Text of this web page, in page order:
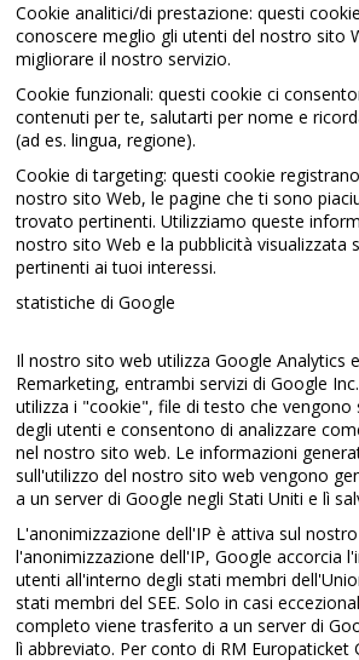
Cookie analitici/di prestazione: questi
conoscere meglio gli utenti del nostro sito
migliorare il nostro servizio.
Cookie funzionali: questi cookie ci
contenuti per te, salutarti per nome e
(ad es. lingua, regione).
Cookie di targeting: questi cookie
nostro sito Web, le pagine che ti sono
trovato pertinenti. Utilizziamo queste
nostro sito Web e la pubblicità visualizzata
pertinenti ai tuoi interessi.
statistiche di Google
Il nostro sito web utilizza Google Analytics
Remarketing, entrambi servizi di Google
utilizza i "cookie", file di testo che vengono
degli utenti e consentono di analizzare
nel nostro sito web. Le informazioni
sull'utilizzo del nostro sito web vengono
a un server di Google negli Stati Uniti e lì
L'anonimizzazione dell'IP è attiva sul
l'anonimizzazione dell'IP, Google accorcia
utenti all'interno degli stati membri
stati membri del SEE. Solo in casi
completo viene trasferito a un server di
lì abbreviato. Per conto di RM Europaticket